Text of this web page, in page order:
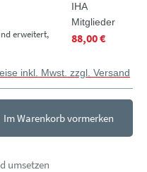
erweitert,
IHA
Mitglieder
88,00 €
inkl. Mwst. zzgl. Versand
Im Warenkorb vormerken
umsetzen